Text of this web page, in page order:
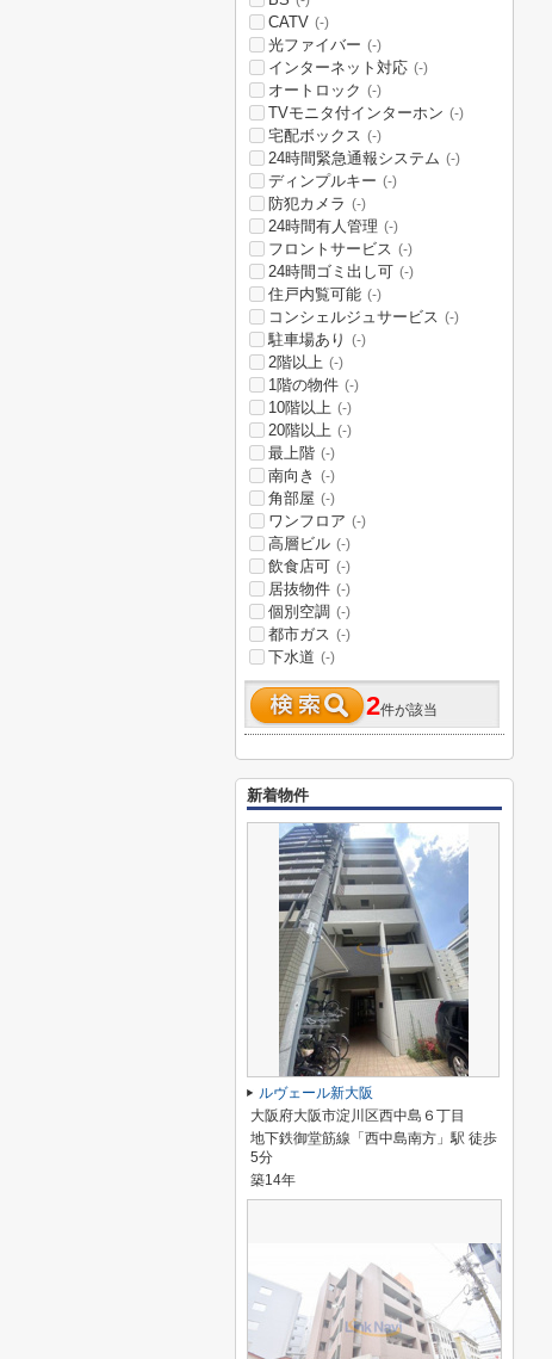
CATV (-)
光ファイバー (-)
インターネット対応 (-)
オートロック (-)
TVモニタ付インターホン (-)
宅配ボックス (-)
24時間緊急通報システム (-)
ディンプルキー (-)
防犯カメラ (-)
24時間有人管理 (-)
フロントサービス (-)
24時間ゴミ出し可 (-)
住戸内覧可能 (-)
コンシェルジュサービス (-)
駐車場あり (-)
2階以上 (-)
1階の物件 (-)
10階以上 (-)
20階以上 (-)
最上階 (-)
南向き (-)
角部屋 (-)
ワンフロア (-)
高層ビル (-)
飲食店可 (-)
居抜物件 (-)
個別空調 (-)
都市ガス (-)
下水道 (-)
2件が該当
新着物件
ルヴェール新大阪
大阪府大阪市淀川区西中島６丁目
地下鉄御堂筋線「西中島南方」駅 徒歩
5分
築14年